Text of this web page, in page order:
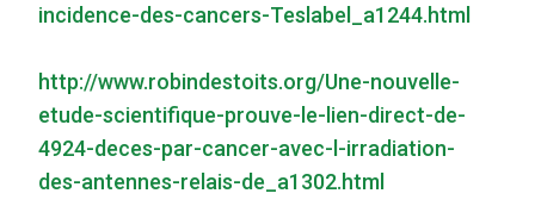
incidence-des-cancers-Teslabel_a1244.html
http://www.robindestoits.org/Une-nouvelle-
etude-scientifique-prouve-le-lien-direct-de-
4924-deces-par-cancer-avec-l-irradiation-
des-antennes-relais-de_a1302.html